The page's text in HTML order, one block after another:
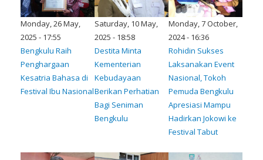
Monday, 26 May,
2025 - 17:55
Bengkulu Raih
Penghargaan
Kesatria Bahasa di
Festival Ibu Nasional
Saturday, 10 May,
2025 - 18:58
Destita Minta
Kementerian
Kebudayaan
Berikan Perhatian
Bagi Seniman
Bengkulu
Monday, 7 October,
2024 - 16:36
Rohidin Sukses
Laksanakan Event
Nasional, Tokoh
Pemuda Bengkulu
Apresiasi Mampu
Hadirkan Jokowi ke
Festival Tabut